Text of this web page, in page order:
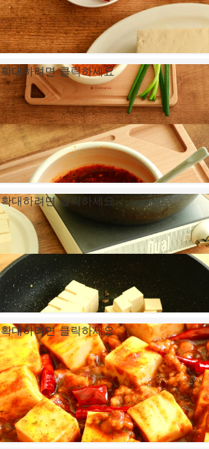
확대하려면 클릭하세요
확대하려면 클릭하세요
확대하려면 클릭하세요